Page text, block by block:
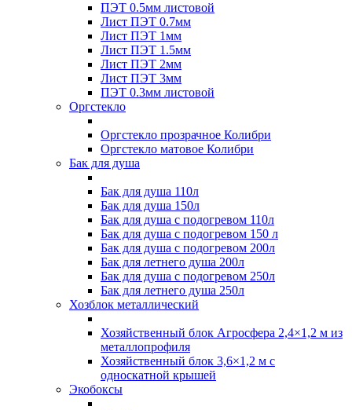
ПЭТ 0.5мм листовой
Лист ПЭТ 0.7мм
Лист ПЭТ 1мм
Лист ПЭТ 1.5мм
Лист ПЭТ 2мм
Лист ПЭТ 3мм
ПЭТ 0.3мм листовой
Оргстекло
Оргстекло прозрачное Колибри
Оргстекло матовое Колибри
Бак для душа
Бак для душа 110л
Бак для душа 150л
Бак для душа с подогревом 110л
Бак для душа с подогревом 150 л
Бак для душа с подогревом 200л
Бак для летнего душа 200л
Бак для душа с подогревом 250л
Бак для летнего душа 250л
Хозблок металлический
Хозяйственный блок Агросфера 2,4×1,2 м из
металлопрофиля
Хозяйственный блок 3,6×1,2 м с
односкатной крышей
Экобоксы